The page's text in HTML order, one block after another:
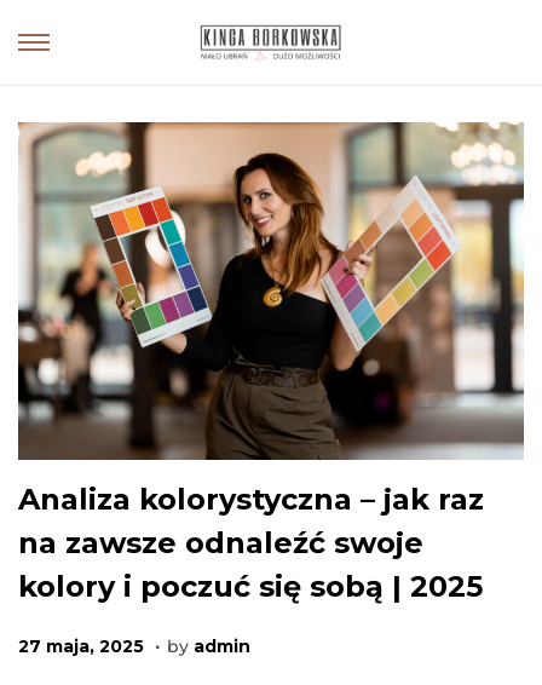
Analiza kolorystyczna – jak raz
na zawsze odnaleźć swoje
kolory i poczuć się sobą | 2025
P
27 maja, 2025 2. by admin